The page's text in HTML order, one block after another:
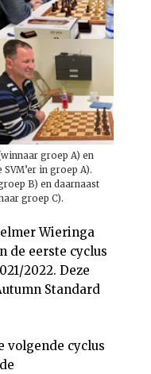
groep A) en
in groep A).
B) en daarnaast
groep C).
Wieringa
de eerste cyclus
2022. Deze
Standard
volgende cyclus